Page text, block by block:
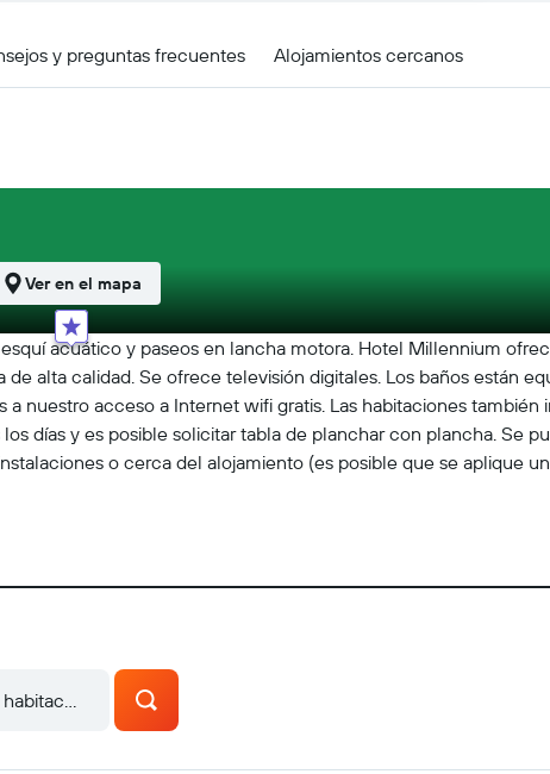
y preguntas frecuentes Alojamientos cercanos
acuático y paseos en lancha motora. Hotel Millennium
alta calidad. Se ofrece televisión digitales. Los baños están
nuestro acceso a Internet wifi gratis. Las habitaciones
días y es posible solicitar tabla de planchar con plancha. Se
o cerca del alojamiento (es posible que se aplique
Ver en el mapa